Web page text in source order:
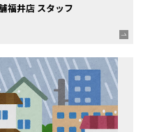
福井店 スタッフ